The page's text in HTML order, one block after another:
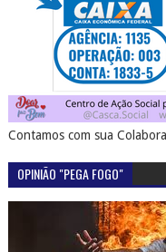
Contamos com sua
OPINIÃO "PEGA FOGO"